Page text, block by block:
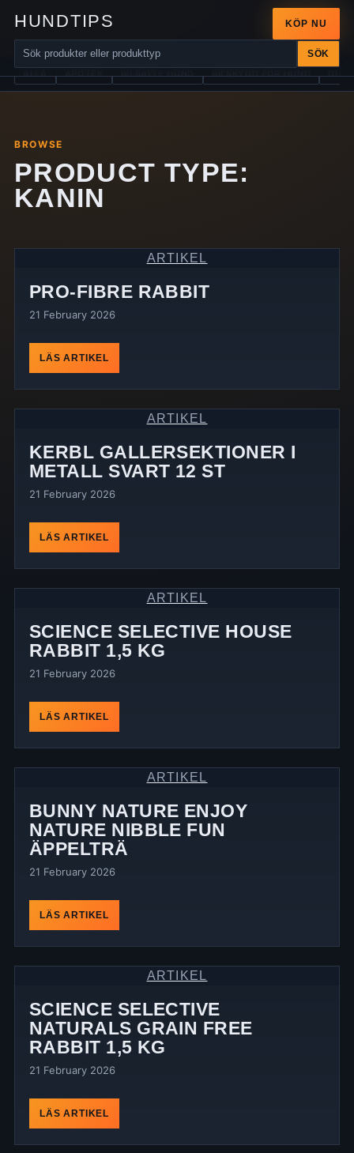
HUNDTIPS
SÖK
KÖP NU
ALLA APOTEK BILBÄLTE HUND BILSKYDD FÖR HUND
BROWSE
PRODUCT TYPE:
KANIN
ARTIKEL
PRO-FIBRE RABBIT
21 February 2026
LÄS ARTIKEL
ARTIKEL
KERBL GALLERSEKTIONER I
METALL SVART 12 ST
21 February 2026
LÄS ARTIKEL
ARTIKEL
SCIENCE SELECTIVE HOUSE
RABBIT 1,5 KG
21 February 2026
LÄS ARTIKEL
ARTIKEL
BUNNY NATURE ENJOY
NATURE NIBBLE FUN
ÄPPELTRÄ
21 February 2026
LÄS ARTIKEL
ARTIKEL
SCIENCE SELECTIVE
NATURALS GRAIN FREE
RABBIT 1,5 KG
21 February 2026
LÄS ARTIKEL